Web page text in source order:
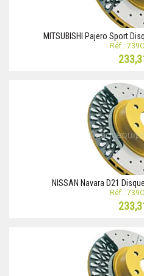
MITSUBISHI Pajero Sport
Réf.:
NISSAN Navara D21
Réf.: